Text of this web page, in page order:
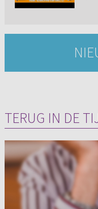
TERUG IN DE